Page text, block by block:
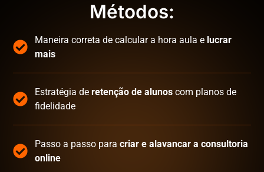
Métodos:
Maneira correta de calcular a hora aula e lucrar
mais
Estratégia de retenção de alunoscom planos de
fidelidade
Passo a passo para criar e alavancar a consultoria
online